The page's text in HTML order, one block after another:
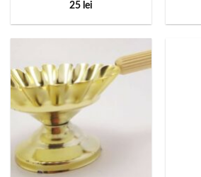
25 lei